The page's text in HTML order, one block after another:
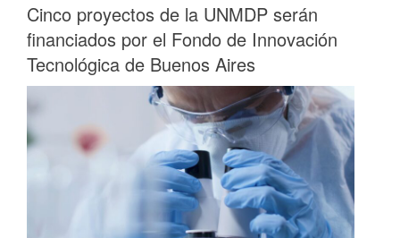
Cinco proyectos de la UNMDP serán
financiados por el Fondo de Innovación
Tecnológica de Buenos Aires